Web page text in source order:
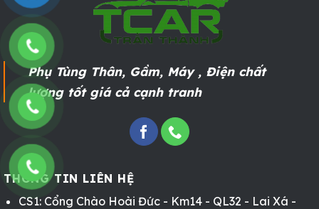
Phụ Tùng Thân, Gầm, Máy , Điện chất
lượng tốt giá cả cạnh tranh
THÔNG TIN LIÊN HỆ
CS1: Cổng Chào Hoài Đức - Km14 - QL32 - Lai Xá -